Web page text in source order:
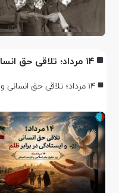
۱۴ مرداد؛ تلاقی حق انسانی و ایستادگی در برابر ظلم
۱۴ مرداد؛ تلاقی حق انسانی و ایستادگی در برابر ظلم معنای فراتر از یک تاریخ ۱۴ مرداد، در تقویم معاصر،…